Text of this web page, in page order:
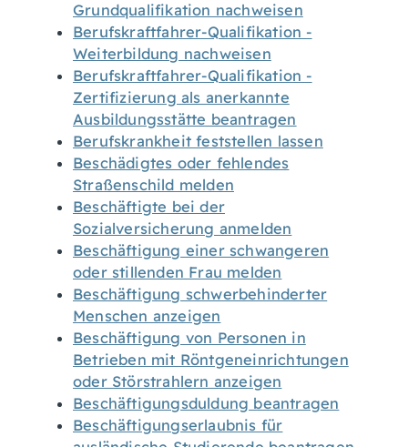
Grundqualifikation nachweisen
Berufskraftfahrer-Qualifikation -
Weiterbildung nachweisen
Berufskraftfahrer-Qualifikation -
Zertifizierung als anerkannte
Ausbildungsstätte beantragen
Berufskrankheit feststellen lassen
Beschädigtes oder fehlendes
Straßenschild melden
Beschäftigte bei der
Sozialversicherung anmelden
Beschäftigung einer schwangeren
oder stillenden Frau melden
Beschäftigung schwerbehinderter
Menschen anzeigen
Beschäftigung von Personen in
Betrieben mit Röntgeneinrichtungen
oder Störstrahlern anzeigen
Beschäftigungsduldung beantragen
Beschäftigungserlaubnis für